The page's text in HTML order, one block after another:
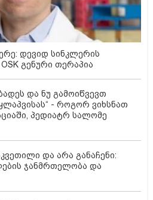
დევიდ სინკლერის
გენური თერაპია
და ნუ გამოიწვევთ
- როგორ ვიხსნათ
პედიატრ სალომე
და არა განაჩენი:
ჯანმრთელობა და